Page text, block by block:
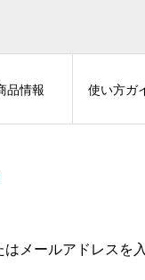
品情報 使い方ガ
メールアドレスを